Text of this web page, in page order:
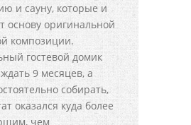
и сауну, которые и
основу оригинальной
композиции.
гостевой домик
9 месяцев, а
собирать,
оказался куда более
чем